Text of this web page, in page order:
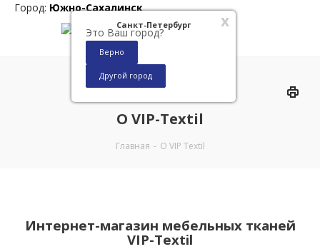
x
Санкт-Петербург
Это Ваш город?
Верно
Другой город
Город: Южно-Сахалинск
О VIP-Textil
Главная - О VIP Textil
Интернет-магазин мебельных тканей
VIP-Textil